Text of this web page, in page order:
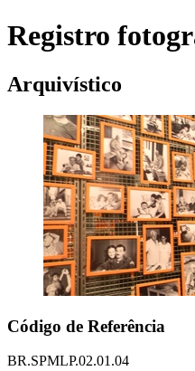
Registro
Arquivístico
Código de Referência
BR.SPMLP.02.01.04